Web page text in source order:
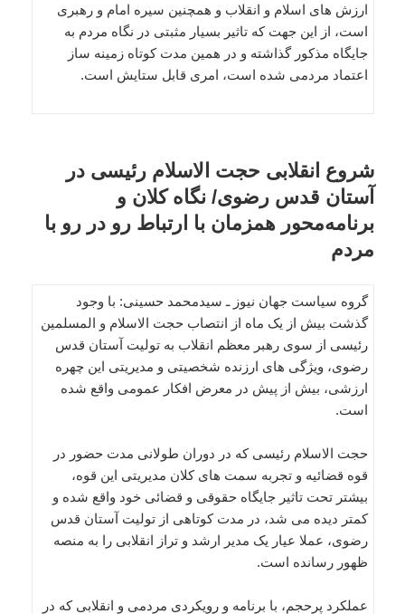
ارزش های اسلام و انقلاب و همچنین سیره امام و رهبری
است، از این جهت که تاثیر بسیار مثبتی در نگاه مردم به
جایگاه مذکور گذاشته و در همین مدت کوتاه زمینه ساز
اعتماد مردمی شده است، امری قابل ستایش است.
شروع انقلابی حجت الاسلام رئیسی در
آستان قدس رضوی/ نگاه کلان و
برنامه‌محور همزمان با ارتباط رو در رو با
مردم
گروه سیاست جهان نیوز ـ سیدمحمد حسینی: با وجود
گذشت بیش از یک ماه از انتصاب حجت الاسلام و المسلمین
رئیسی از سوی رهبر معظم انقلاب به تولیت آستان قدس
رضوی، ویژگی های ارزنده شخصیتی و مدیریتی این چهره
ارزشی، بیش از پیش در معرض افکار عمومی واقع شده
است.
حجت الاسلام رئیسی که در دوران طولانی مدت حضور در
قوه قضائیه و تجربه سمت های کلان مدیریتی این قوه،
بیشتر تحت تاثیر جایگاه حقوقی و قضائی خود واقع شده و
کمتر دیده می شد، در مدت کوتاهی از تولیت آستان قدس
رضوی، عملا عیار یک مدیر ارشد و تراز انقلابی را به منصه
ظهور رسانده است.
عملکرد پرحجم، با برنامه و رویکردی مردمی و انقلابی که در